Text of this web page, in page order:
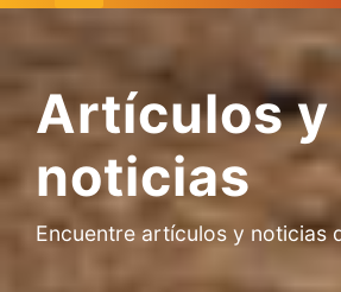
Artículos y
noticias
Encuentre artículos y noticias